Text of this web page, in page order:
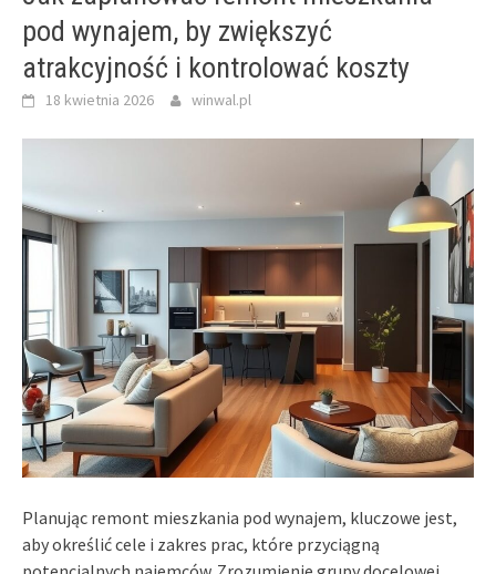
pod wynajem, by zwiększyć
atrakcyjność i kontrolować koszty
18 kwietnia 2026 winwal.pl
Planując remont mieszkania pod wynajem, kluczowe jest,
aby określić cele i zakres prac, które przyciągną